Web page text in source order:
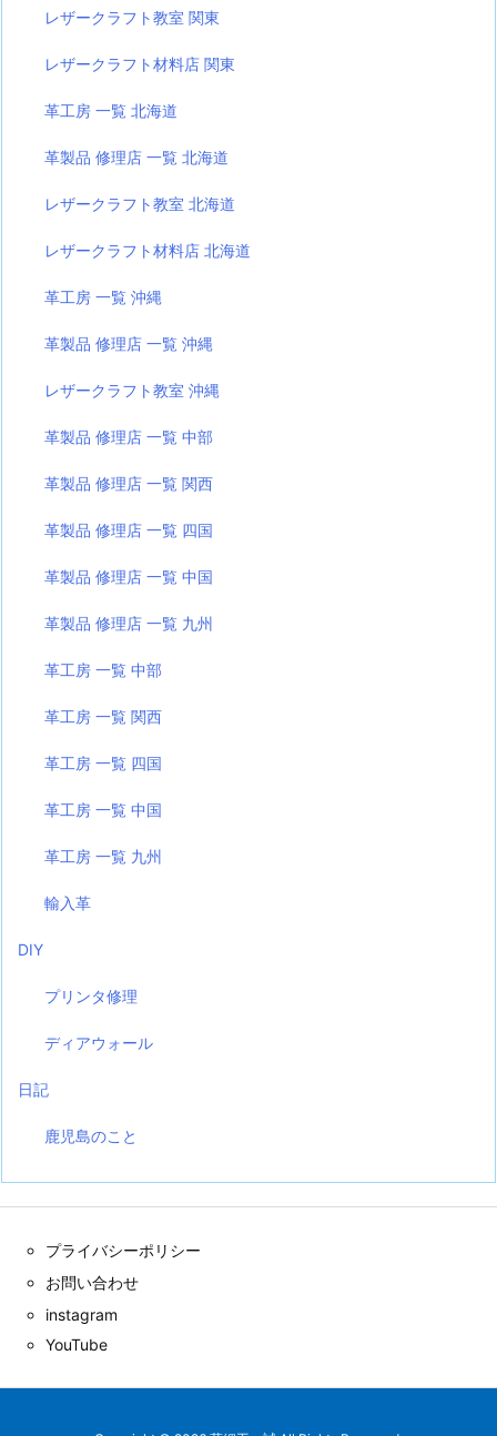
レザークラフト教室 関東
レザークラフト材料店 関東
革工房 一覧 北海道
革製品 修理店 一覧 北海道
レザークラフト教室 北海道
レザークラフト材料店 北海道
革工房 一覧 沖縄
革製品 修理店 一覧 沖縄
レザークラフト教室 沖縄
革製品 修理店 一覧 中部
革製品 修理店 一覧 関西
革製品 修理店 一覧 四国
革製品 修理店 一覧 中国
革製品 修理店 一覧 九州
革工房 一覧 中部
革工房 一覧 関西
革工房 一覧 四国
革工房 一覧 中国
革工房 一覧 九州
輸入革
DIY
プリンタ修理
ディアウォール
日記
鹿児島のこと
プライバシーポリシー
お問い合わせ
instagram
YouTube